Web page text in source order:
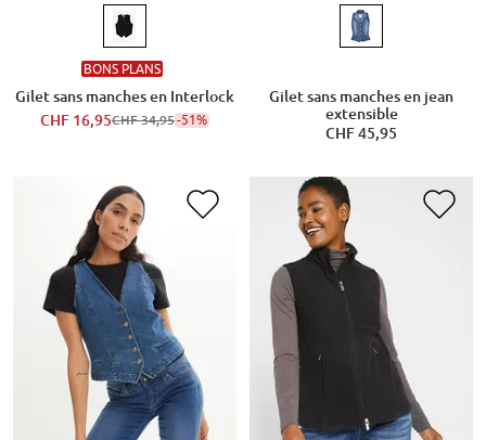
BONS PLANS
Gilet sans manches en Interlock
CHF 16,95CHF 34,95-51%
Gilet sans manches en jean
extensible
CHF 45,95